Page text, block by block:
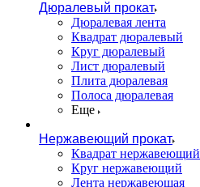
Дюралевый прокат
Дюралевая лента
Квадрат дюралевый
Круг дюралевый
Лист дюралевый
Плита дюралевая
Полоса дюралевая
Еще
Нержавеющий прокат
Квадрат нержавеющий
Круг нержавеющий
Лента нержавеющая